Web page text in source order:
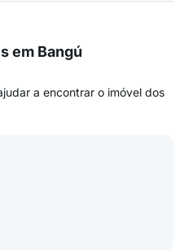
em Bangú
a encontrar o imóvel dos